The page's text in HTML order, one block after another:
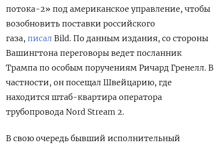
потока-2» под американское управление, чтобы
возобновить поставки российского
газа, писал Bild. По данным издания, со стороны
Вашингтона переговоры ведет посланник
Трампа по особым поручениям Ричард Гренелл. В
частности, он посещал Швейцарию, где
находится штаб-квартира оператора
трубопровода Nord Stream 2.
В свою очередь бывший исполнительный